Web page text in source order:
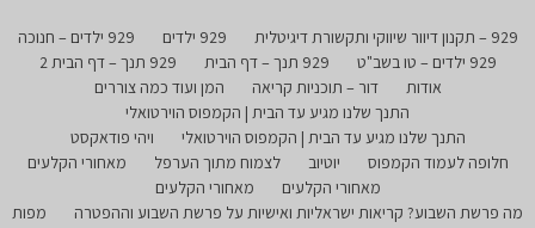
929 – תקנון דיוור שיווקי ותקשורת דיגיטלית 929 ילדים
929 ילדים – חנוכה
929 ילדים – טו בשב"ט
929 תנך – דף הבית
929 תנך – דף הבית 2
אודות
דור – תוכניות קריאה
המן ועוד כמה צוררים
התנך שלנו מגיע עד הבית | הקמפוס הוירטואלי
התנך שלנו מגיע עד הבית | הקמפוס הוירטואלי
ויהי פודאקסט
חלופה לעמוד הקמפוס
יוטיוב לצמוח מתוך הערפל
מאחורי הקלעים
מאחורי הקלעים
מאחורי הקלעים
מה פרשת השבוע? קריאות ישראליות ואישיות על פרשת השבוע וההפטרה
מפות